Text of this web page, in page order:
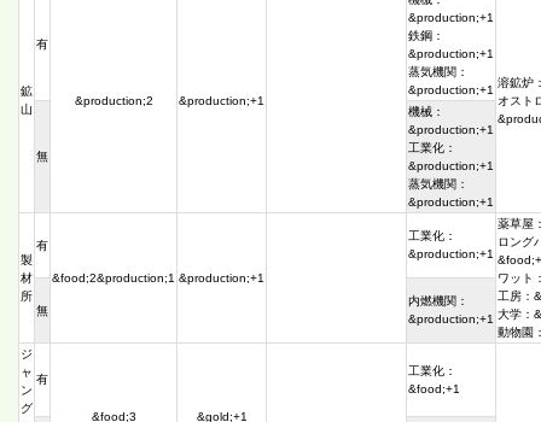
鉱
山
有
&production;2 &production;+1
&production;+1
鉄鋼：
&production;+1
蒸気機関：
&production;+1
溶鉱炉
オスト
無
機械：
&production;+1
工業化：
&production;+1
蒸気機関：
&production;+1
製
材
所
有
&food;2&production;1 &production;+1
工業化：
&production;+1
薬草屋
ロング
ワット
工房：
大学：
動物園
無
内燃機関：
&production;+1
ジ
ャ
ン
グ
有
&food;3 &gold;+1
工業化：
&food;+1